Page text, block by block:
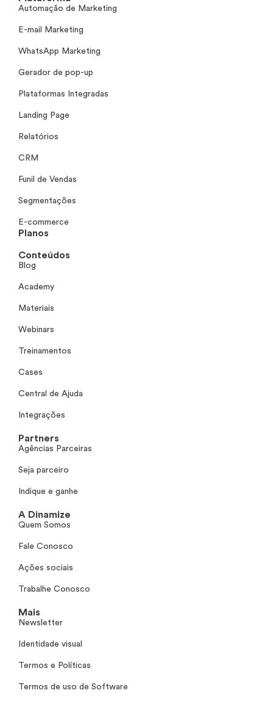
Automação de Marketing
E-mail Marketing
WhatsApp Marketing
Gerador de pop-up
Plataformas Integradas
Landing Page
Relatórios
CRM
Funil de Vendas
Segmentações
E-commerce
Planos
Conteúdos
Blog
Academy
Materiais
Webinars
Treinamentos
Cases
Central de Ajuda
Integrações
Partners
Agências Parceiras
Seja parceiro
Indique e ganhe
A Dinamize
Quem Somos
Fale Conosco
Ações sociais
Trabalhe Conosco
Mais
Newsletter
Identidade visual
Termos e Políticas
Termos de uso de Software